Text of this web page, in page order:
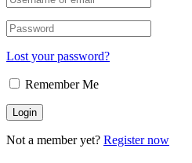
Lost your password?
Remember Me
Not a member yet? Register now